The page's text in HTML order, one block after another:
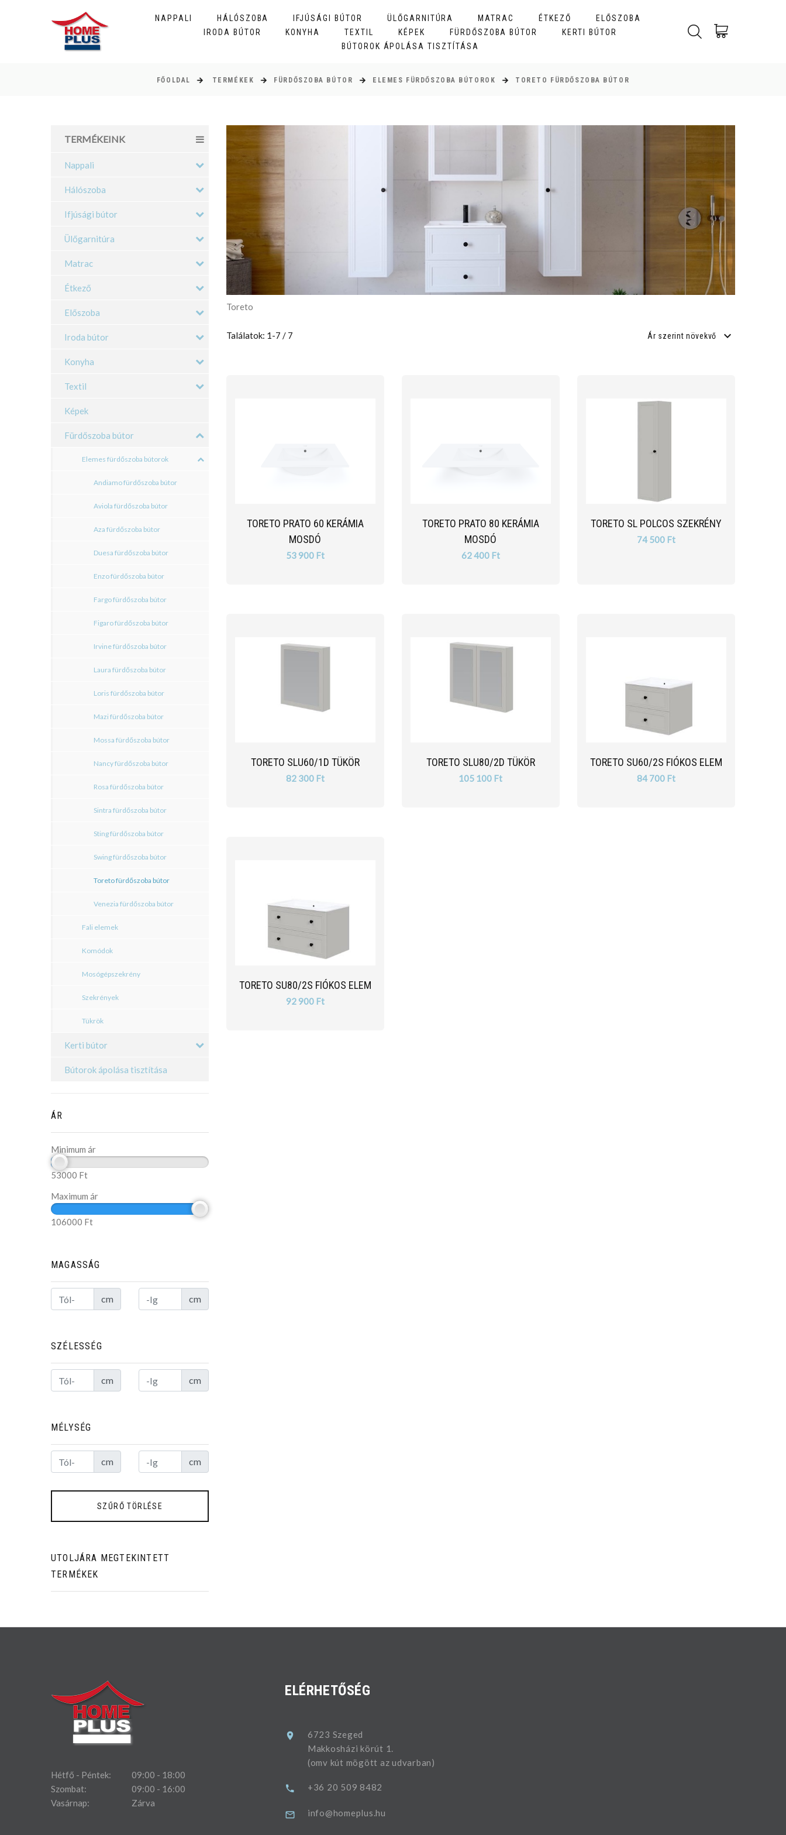
NAPPALI HÁLÓSZOBA IFJÚSÁGI BÚTOR ÜLŐGARNITÚRA MATRAC ÉTKEZŐ
ELŐSZOBA
IRODA BÚTOR
KONYHA TEXTIL KÉPEK FÜRDŐSZOBA BÚTOR
KERTI BÚTOR
BÚTOROK ÁPOLÁSA TISZTÍTÁSA
FŐOLDAL TERMÉKEK FÜRDŐSZOBA BÚTOR ELEMES FÜRDŐSZOBA BÚTOROK TORETO FÜRDŐSZOBA BÚTOR
TERMÉKEINK
Nappali
Hálószoba
Ifjúsági bútor
Ülőgarnitúra
Matrac
Étkező
Előszoba
Iroda bútor
Konyha
Textil
Képek
Fürdőszoba bútor
Elemes fürdőszoba bútorok
Andiamo fürdőszoba bútor
Aviola fürdőszoba bútor
Aza fürdőszoba bútor
Duesa fürdőszoba bútor
Enzo fürdőszoba bútor
Fargo fürdőszoba bútor
Figaro fürdőszoba bútor
Irvine fürdőszoba bútor
Laura fürdőszoba bútor
Loris fürdőszoba bútor
Mazi fürdőszoba bútor
Mossa fürdőszoba bútor
Nancy fürdőszoba bútor
Rosa fürdőszoba bútor
Sintra fürdőszoba bútor
Sting fürdőszoba bútor
Swing fürdőszoba bútor
Toreto fürdőszoba bútor
Venezia fürdőszoba bútor
Fali elemek
Komódok
Mosógépszekrény
Szekrények
Tükrök
Kerti bútor
Bútorok ápolása tisztítása
ÁR
Minimum ár
53000 Ft
Maximum ár
106000 Ft
MAGASSÁG
cm cm
SZÉLESSÉG
cm cm
MÉLYSÉG
cm cm
UTOLJÁRA MEGTEKINTETT
TERMÉKEK
Toreto
Találatok: 1-7 / 7 Ár szerint növekvő
TORETO PRATO 60 KERÁMIA
MOSDÓ
53 900 Ft
TORETO PRATO 80 KERÁMIA
MOSDÓ
62 400 Ft
TORETO SL POLCOS SZEKRÉNY
74 500 Ft
TORETO SLU60/1D TÜKÖR
82 300 Ft
TORETO SLU80/2D TÜKÖR
105 100 Ft
TORETO SU60/2S FIÓKOS ELEM
84 700 Ft
TORETO SU80/2S FIÓKOS ELEM
92 900 Ft
Hétfő - Péntek:
09:00 - 18:00
Szombat:
09:00 - 16:00
Vasárnap:
Zárva
ELÉRHETŐSÉG
6723 Szeged
Makkosházi körút 1.
(omv kút mögött az udvarban)
+36 20 509 8482
info@homeplus.hu